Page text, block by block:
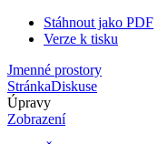
Stáhnout jako PDF
Verze k tisku
Jmenné prostory
StránkaDiskuse
Úpravy
Zobrazení